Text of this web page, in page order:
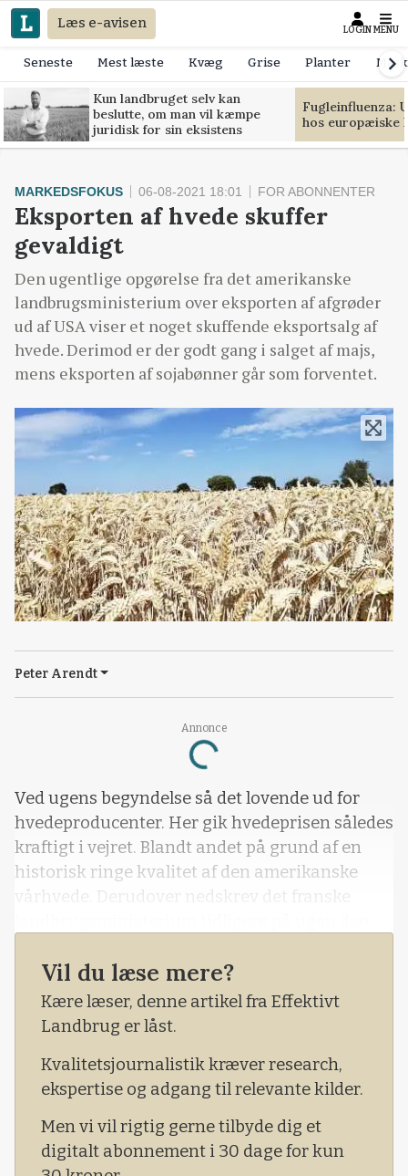
Læs e-avisen LOGIN MENU
Seneste Mest læste Kvæg Grise Planter
Kun landbruget selv kan
beslutte, om man vil kæmpe
juridisk for sin eksistens
Fugleinfluenza:
hos europæiske
Annonce
Loading...
MARKEDSFOKUS 06-08-2021 18:01 FOR ABONNENTER
Eksporten af hvede skuffer
gevaldigt
Den ugentlige opgørelse fra det amerikanske
landbrugsministerium over eksporten af afgrøder
ud af USA viser et noget skuffende eksportsalg af
hvede. Derimod er der godt gang i salget af majs,
mens eksporten af sojabønner går som forventet.
Peter Arendt
Ved ugens begyndelse så det lovende ud for
hvedeproducenter. Her gik hvedeprisen således
kraftigt i vejret. Blandt andet på grund af en
historisk ringe kvalitet af den amerikanske
vårhvede. Derudover nedskrev det franske
fik vi ved ugens begyndelse nye informationer
om situationen med korn i Brasilien, hvor
landets produktion af majs nu forventes at
Vil du læse mere?
Kære læser, denne artikel fra Effektivt
Landbrug er låst.
Kvalitetsjournalistik kræver research,
ekspertise og adgang til relevante kilder.
Men vi vil rigtig gerne tilbyde dig et
digitalt abonnement i 30 dage for kun